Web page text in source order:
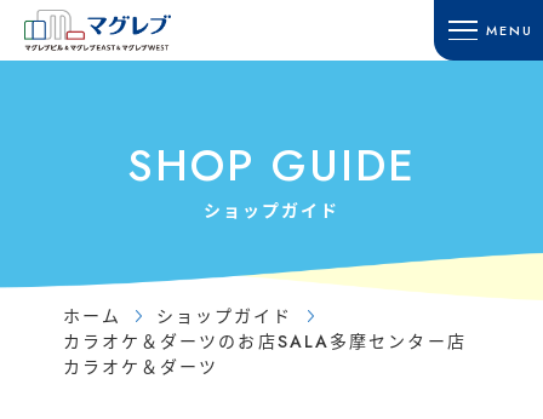
MENU
TOWN GUIDE
マグレブEAST
マグレブWEST
マグレブパーキング
ACCESS
アクセス・駐車場
採用情報
CONTACT
お問い合わせ
SHOP GUIDE
ショップガイド
ホーム
ショップガイド
カラオケ＆ダーツのお店SALA多摩センター店
カラオケ＆ダーツ